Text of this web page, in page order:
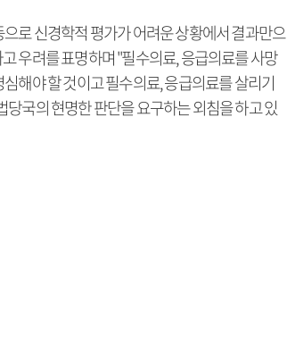
로 신경학적 평가가 어려운 상황에서 결과만으
우려를 표명하며 "필수의료, 응급의료를 사망
해야 할 것이고 필수의료, 응급의료를 살리기
국의 현명한 판단을 요구하는 외침을 하고 있